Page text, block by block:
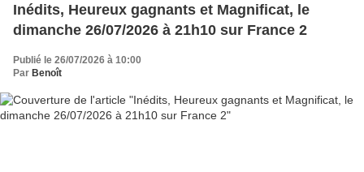
Inédits, Heureux gagnants et Magnificat, le
dimanche 26/07/2026 à 21h10 sur France 2
Publié le 26/07/2026 à 10:00
Par Benoît